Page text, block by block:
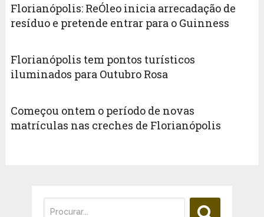
Florianópolis: ReÓleo inicia arrecadação de
resíduo e pretende entrar para o Guinness
Florianópolis tem pontos turísticos
iluminados para Outubro Rosa
Começou ontem o período de novas
matrículas nas creches de Florianópolis